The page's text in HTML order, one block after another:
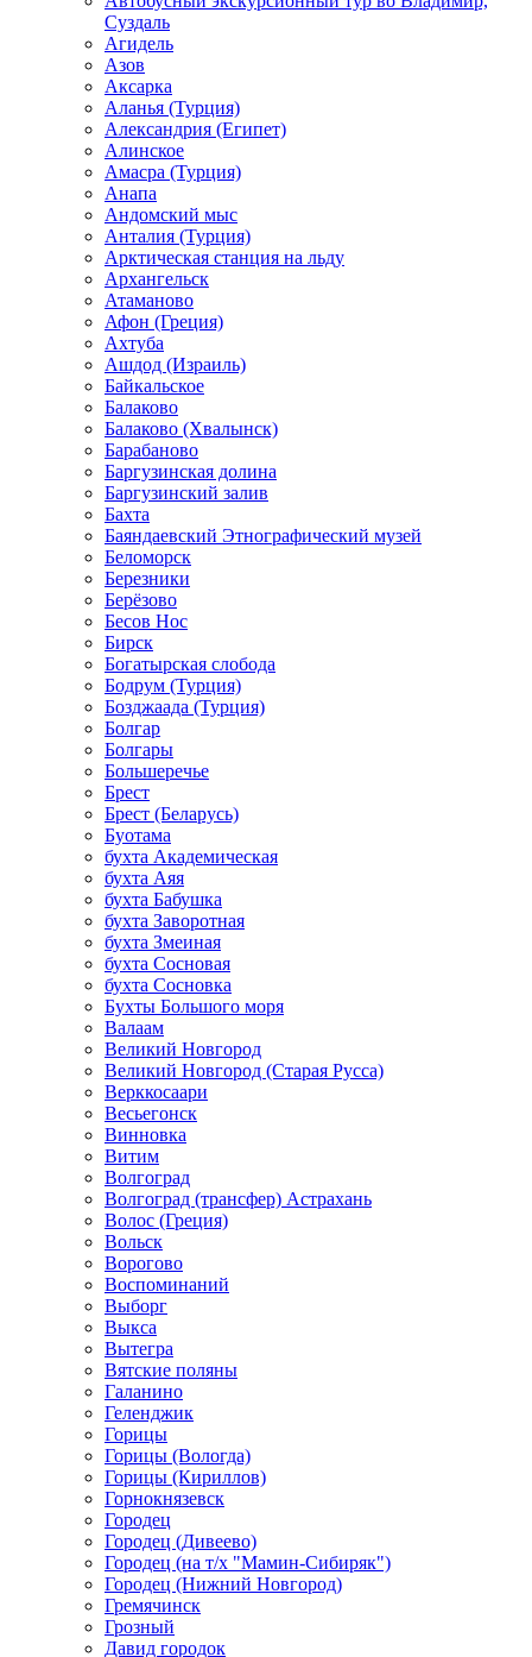
Суздаль
Агидель
Азов
Аксарка
Аланья (Турция)
Александрия (Египет)
Алинское
Амасра (Турция)
Анапа
Андомский мыс
Анталия (Турция)
Арктическая станция на льду
Архангельск
Атаманово
Афон (Греция)
Ахтуба
Ашдод (Израиль)
Байкальское
Балаково
Балаково (Хвалынск)
Барабаново
Баргузинская долина
Баргузинский залив
Бахта
Баяндаевский Этнографический музей
Беломорск
Березники
Берёзово
Бесов Нос
Бирск
Богатырская слобода
Бодрум (Турция)
Бозджаада (Турция)
Болгар
Болгары
Большеречье
Брест
Брест (Беларусь)
Буотама
бухта Академическая
бухта Аяя
бухта Бабушка
бухта Заворотная
бухта Змеиная
бухта Сосновая
бухта Сосновка
Бухты Большого моря
Валаам
Великий Новгород
Великий Новгород (Старая Русса)
Верккосаари
Весьегонск
Винновка
Витим
Волгоград
Волгоград (трансфер) Астрахань
Волос (Греция)
Вольск
Ворогово
Воспоминаний
Выборг
Выкса
Вытегра
Вятские поляны
Галанино
Геленджик
Горицы
Горицы (Вологда)
Горицы (Кириллов)
Горнокнязевск
Городец
Городец (Дивеево)
Городец (на т/х "Мамин-Сибиряк")
Городец (Нижний Новгород)
Гремячинск
Грозный
Давид городок